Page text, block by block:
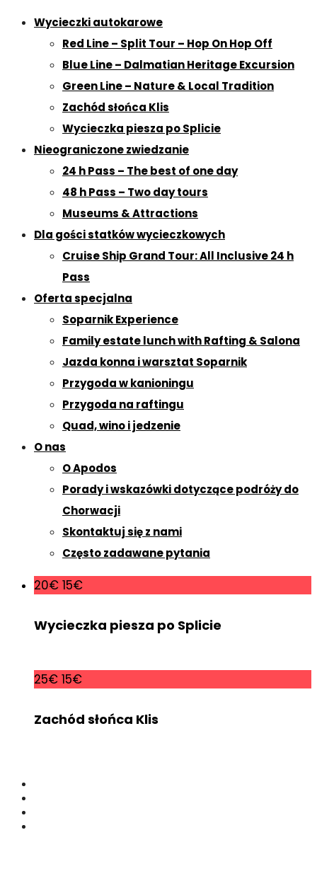
Wycieczki autokarowe
Red Line – Split Tour – Hop On Hop Off
Blue Line – Dalmatian Heritage Excursion
Green Line – Nature & Local Tradition
Zachód słońca Klis
Wycieczka piesza po Splicie
Nieograniczone zwiedzanie
24 h Pass – The best of one day
48 h Pass – Two day tours
Museums & Attractions
Dla gości statków wycieczkowych
Cruise Ship Grand Tour: All Inclusive 24 h
Pass
Oferta specjalna
Soparnik Experience
Family estate lunch with Rafting & Salona
Jazda konna i warsztat Soparnik
Przygoda w kanioningu
Przygoda na raftingu
Quad, wino i jedzenie
O nas
O Apodos
Porady i wskazówki dotyczące podróży do
Chorwacji
Skontaktuj się z nami
Często zadawane pytania
20€ 15€
Wycieczka piesza po Splicie
25€ 15€
Zachód słońca Klis